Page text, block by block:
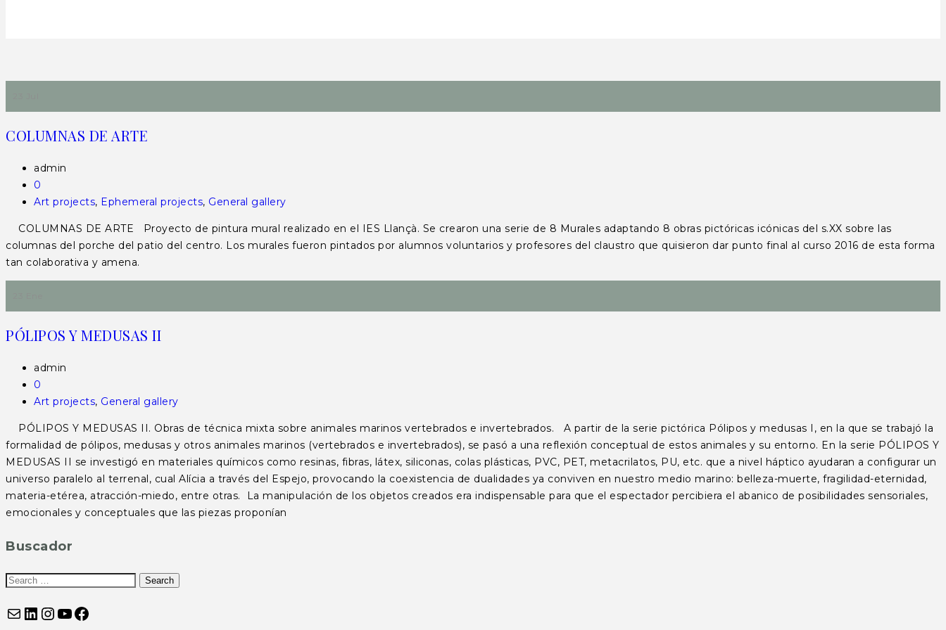
COLUMNAS DE ARTE
admin
0
Art projects, Ephemeral projects, General gallery
COLUMNAS DE ARTE Proyecto de pintura mural realizado en el IES Llançà. Se crearon una serie de 8 Murales adaptando 8 obras pictóricas icónicas del s.XX sobre las
columnas del porche del patio del centro. Los murales fueron pintados por alumnos voluntarios y profesores del claustro que quisieron dar punto final al curso 2016 de esta forma
tan colaborativa y amena.
PÓLIPOS Y MEDUSAS II
admin
0
Art projects, General gallery
PÓLIPOS Y MEDUSAS II. Obras de técnica mixta sobre animales marinos vertebrados e invertebrados. A partir de la serie pictórica Pólipos y medusas I, en la que se trabajó la
formalidad de pólipos, medusas y otros animales marinos (vertebrados e invertebrados), se pasó a una reflexión conceptual de estos animales y su entorno. En la serie PÓLIPOS Y
MEDUSAS II se investigó en materiales químicos como resinas, fibras, látex, siliconas, colas plásticas, PVC, PET, metacrilatos, PU, etc. que a nivel háptico ayudaran a configurar un
universo paralelo al terrenal, cual Alícia a través del Espejo, provocando la coexistencia de dualidades ya conviven en nuestro medio marino: belleza-muerte, fragilidad-eternidad,
materia-etérea, atracción-miedo, entre otras. La manipulación de los objetos creados era indispensable para que el espectador percibiera el abanico de posibilidades sensoriales,
emocionales y conceptuales que las piezas proponían
Buscador
Correo electrónico
LinkedIn
Instagram
YouTube
Facebook